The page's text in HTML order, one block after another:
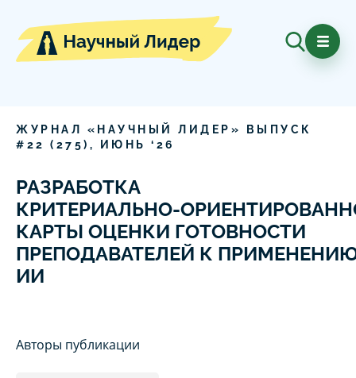
ЖУРНАЛ «НАУЧНЫЙ ЛИДЕР» ВЫПУСК
# 22 ( 275), ИЮНЬ ‘ 26
РАЗРАБОТКА
КАРТЫ ОЦЕНКИ ГОТОВНОСТИ
ПРЕПОДАВАТЕЛЕЙ К
ИИ
Авторы публикации